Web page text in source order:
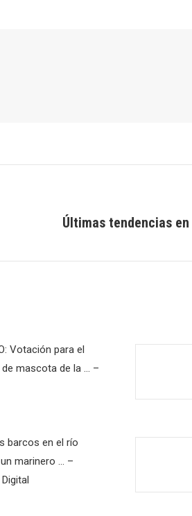
Últimas tendencias
Votación para el
mascota de la … –
barcos en el río
marinero … –